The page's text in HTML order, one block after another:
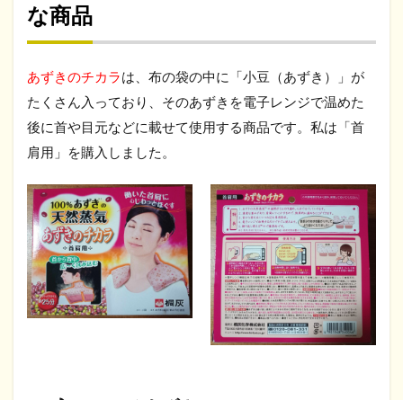
な商品
あずきのチカラは、布の袋の中に「小豆（あずき）」が
たくさん入っており、そのあずきを電子レンジで温めた
後に首や目元などに載せて使用する商品です。私は「首
肩用」を購入しました。